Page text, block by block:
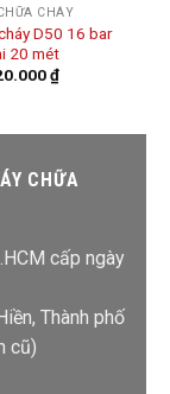
CHÁY
D50 16 bar
20 mét
₫
CHỮA
cấp ngày
Thành phố
cũ)